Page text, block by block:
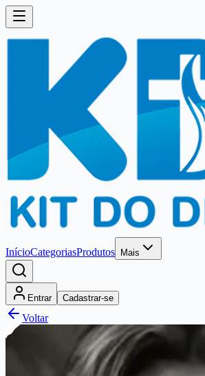
InícioCategoriasProdutos Mais
Entrar Cadastrar-se
Voltar